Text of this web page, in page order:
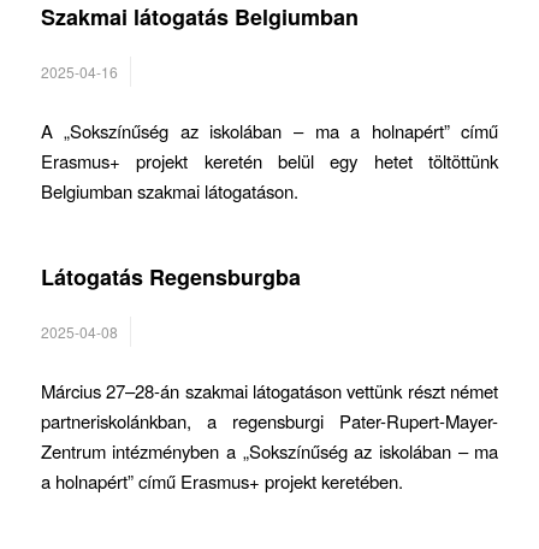
Szakmai látogatás Belgiumban
2025-04-16
A „Sokszínűség az iskolában – ma a holnapért” című
Erasmus+ projekt keretén belül egy hetet töltöttünk
Belgiumban szakmai látogatáson.
Látogatás Regensburgba
2025-04-08
Március 27–28-án szakmai látogatáson vettünk részt német
partneriskolánkban, a regensburgi Pater-Rupert-Mayer-
Zentrum intézményben a „Sokszínűség az iskolában – ma
a holnapért” című Erasmus+ projekt keretében.